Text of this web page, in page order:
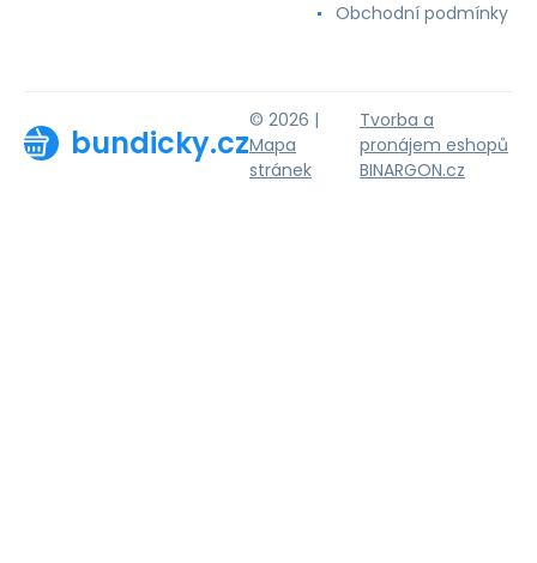
Obchodní podmínky
bundicky.cz
© 2026 |
Mapa
stránek
Tvorba a
pronájem eshopů
BINARGON.cz